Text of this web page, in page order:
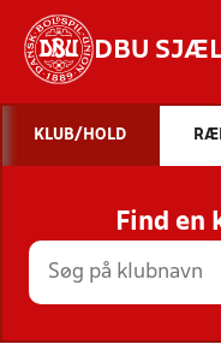
DBU
STILLINGER,
KLUB/HOLD
Find en